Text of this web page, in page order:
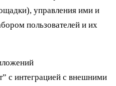
управления ими и
пользователей и их
с интеграцией с внешними